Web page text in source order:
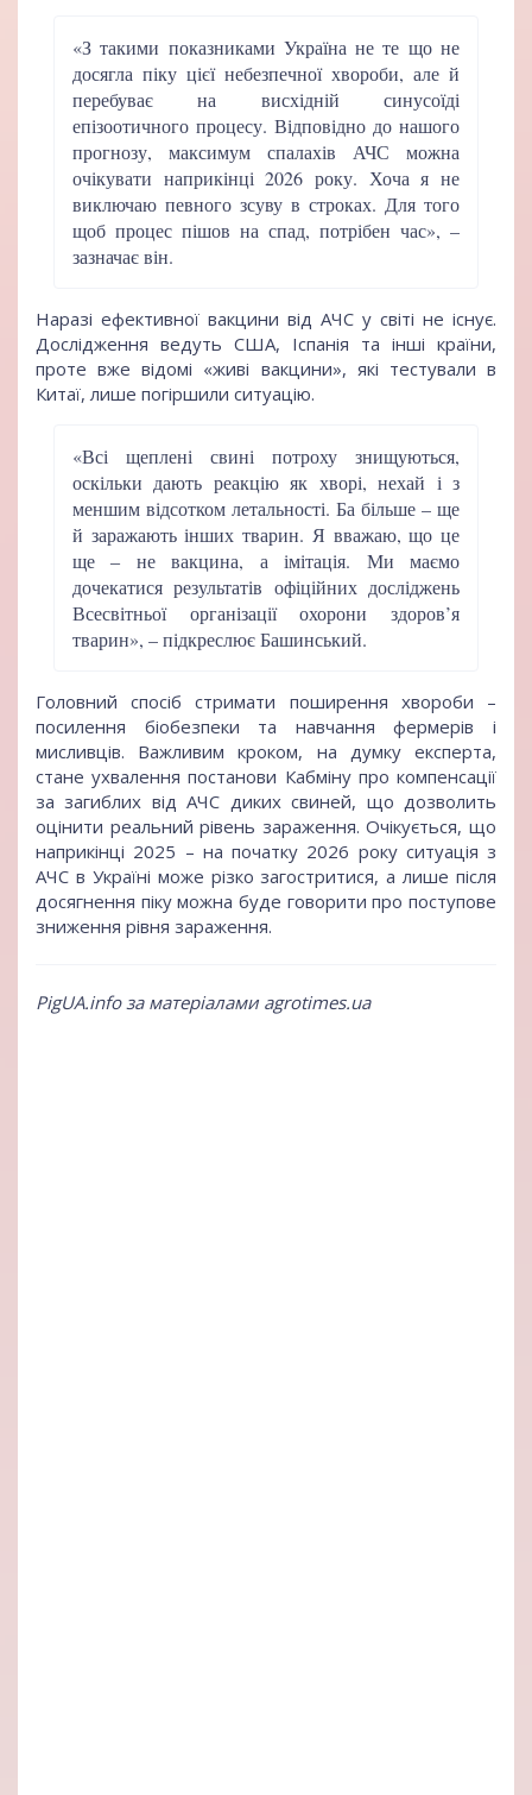
«З такими показниками Україна не те що не
досягла піку цієї небезпечної хвороби, але й
перебуває на висхідній синусоїді
епізоотичного процесу. Відповідно до нашого
прогнозу, максимум спалахів АЧС можна
очікувати наприкінці 2026 року. Хоча я не
виключаю певного зсуву в строках. Для того
щоб процес пішов на спад, потрібен час», –
зазначає він.
Наразі ефективної вакцини від АЧС у світі не існує.
Дослідження ведуть США, Іспанія та інші країни,
проте вже відомі «живі вакцини», які тестували в
Китаї, лише погіршили ситуацію.
«Всі щеплені свині потроху знищуються,
оскільки дають реакцію як хворі, нехай і з
меншим відсотком летальності. Ба більше – ще
й заражають інших тварин. Я вважаю, що це
ще ‒ не вакцина, а імітація. Ми маємо
дочекатися результатів офіційних досліджень
Всесвітньої організації охорони здоров’я
тварин», – підкреслює Башинський.
Головний спосіб стримати поширення хвороби –
посилення біобезпеки та навчання фермерів і
мисливців. Важливим кроком, на думку експерта,
стане ухвалення постанови Кабміну про компенсації
за загиблих від АЧС диких свиней, що дозволить
оцінити реальний рівень зараження. Очікується, що
наприкінці 2025 – на початку 2026 року ситуація з
АЧС в Україні може різко загостритися, а лише після
досягнення піку можна буде говорити про поступове
зниження рівня зараження.
PigUA.info за матеріалами agrotimes.ua